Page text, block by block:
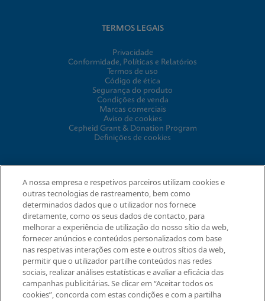
TERMOS LEGAIS
Privacidade
Conformidade, Políticas e Relatórios
Termos de uso
Código de ética
Segurança do produto
Condições de venda
Marcas comerciais
Aviso de cookies
Cepheid Grant & Donation Program
Definições de cookies
Acordo de tratamento de dados
Comunidades de parcerias
Termos e Condições de Segurança da Informação
© 2026 Cepheid. Cepheid®, o logótipo Cepheid, GeneXpert®,
Xpert®, e I-CORE® são marcas registadas da Cepheid,
registadas nos E.U.A. e outros países.
A nossa empresa e respetivos parceiros utilizam cookies e
outras tecnologias de rastreamento, bem como
determinados dados que o utilizador nos fornece
diretamente, como os seus dados de contacto, para
melhorar a experiência de utilização do nosso sítio da web,
fornecer anúncios e conteúdos personalizados com base
nas respetivas interações com este e outros sítios da web,
permitir que o utilizador partilhe conteúdos nas redes
sociais, realizar análises estatísticas e avaliar a eficácia das
campanhas publicitárias. Se clicar em “Aceitar todos os
cookies”, concorda com estas condições e com a partilha